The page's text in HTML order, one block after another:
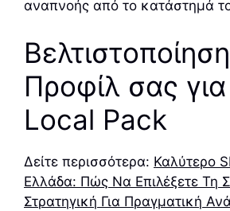
αναπνοής από το κατάστημά
Προφίλ σας
Local Pack
Δείτε περισσότερα: Καλύτερο
Ελλάδα: Πώς Να Επιλέξετε Τη
Στρατηγική Για Πραγματική